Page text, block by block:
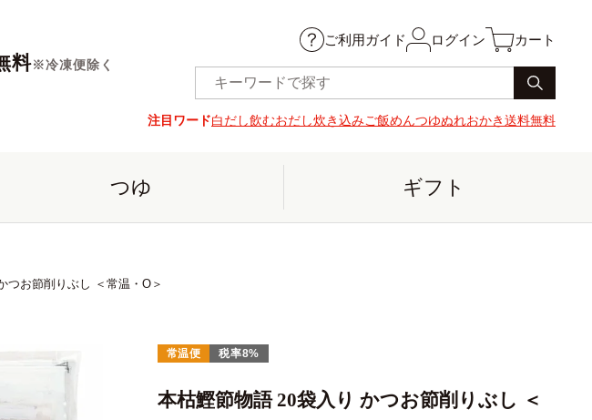
料※冷凍便除く
ご利用ガイド ログイン カート
注目ワード白だし飲むおだし炊き込みご飯めんつゆぬれおかき送料無料
つゆ ギフト
つお節削りぶし ＜常温・O＞
常温便 税率8%
本枯鰹節物語 20袋入り かつお節削りぶし ＜